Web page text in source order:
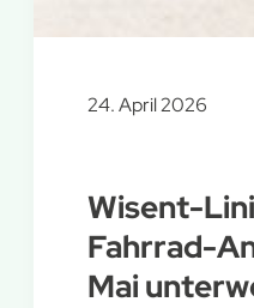
24. April 2026
Wisent-
Fahrrad-
Mai